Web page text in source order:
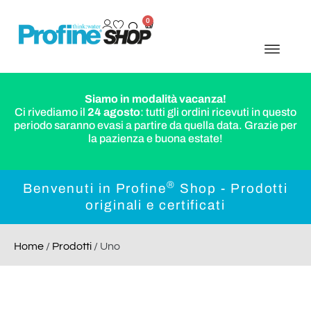
0
Siamo in modalità vacanza!
Ci rivediamo il 24 agosto: tutti gli ordini ricevuti in questo
periodo saranno evasi a partire da quella data. Grazie per
la pazienza e buona estate!
Benvenuti in Profine® Shop - Prodotti
originali e certificati
Home / Prodotti / Uno